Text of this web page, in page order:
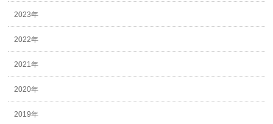
2023年
2022年
2021年
2020年
2019年